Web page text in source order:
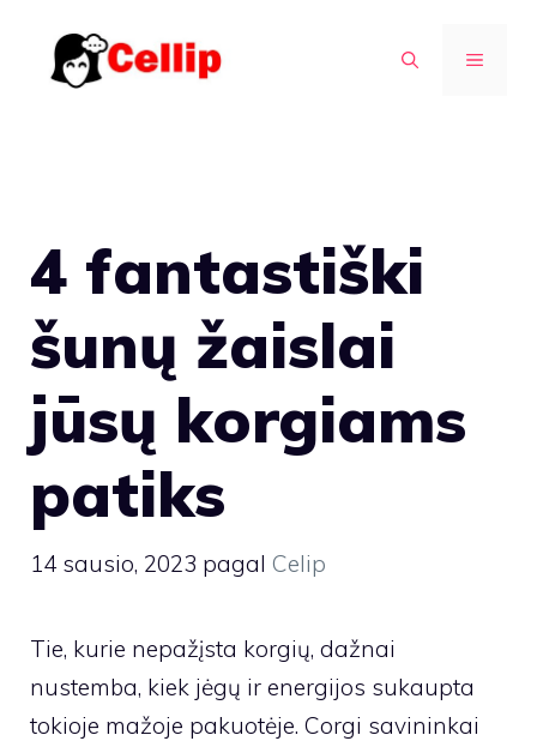
turinio
MENIU
4 fantastiški
šunų žaislai
jūsų korgiams
patiks
14 sausio, 2023 pagal Celip
Tie, kurie nepažįsta korgių, dažnai
nustemba, kiek jėgų ir energijos sukaupta
tokioje mažoje pakuotėje. Corgi savininkai